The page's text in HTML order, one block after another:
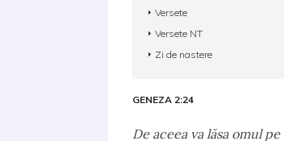
Versete
Versete NT
Zi de nastere
GENEZA 2:24
De aceea va lăsa omul pe